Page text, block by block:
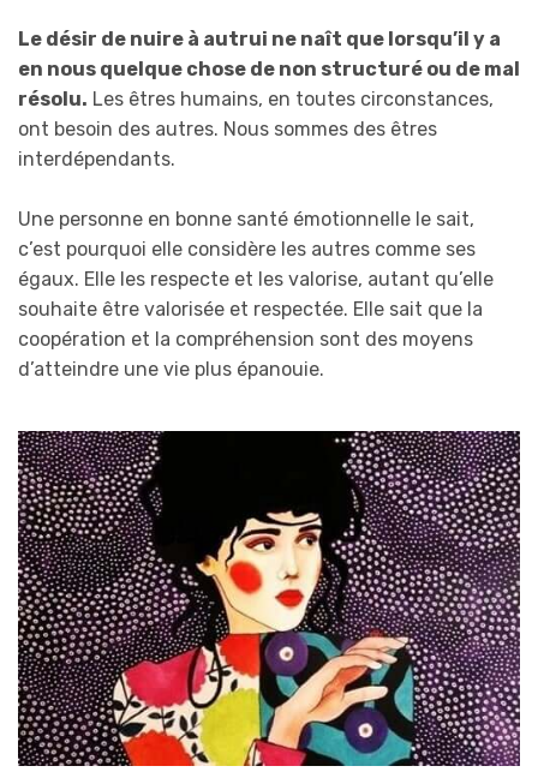
Le désir de nuire à autrui ne naît que lorsqu’il y a
en nous quelque chose de non structuré ou de mal
résolu. Les êtres humains, en toutes circonstances,
ont besoin des autres. Nous sommes des êtres
interdépendants.
Une personne en bonne santé émotionnelle le sait,
c’est pourquoi elle considère les autres comme ses
égaux. Elle les respecte et les valorise, autant qu’elle
souhaite être valorisée et respectée. Elle sait que la
coopération et la compréhension sont des moyens
d’atteindre une vie plus épanouie.